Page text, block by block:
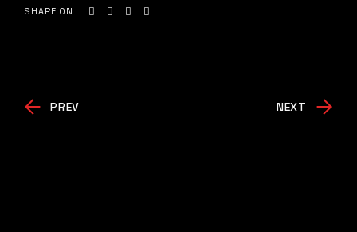
SHARE ON
PREV NEXT